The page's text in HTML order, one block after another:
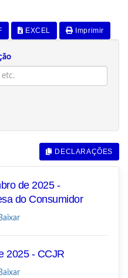
EXCEL Imprimir
DECLARAÇÕES
de 2025 -
do Consumidor
2025 - CCJR